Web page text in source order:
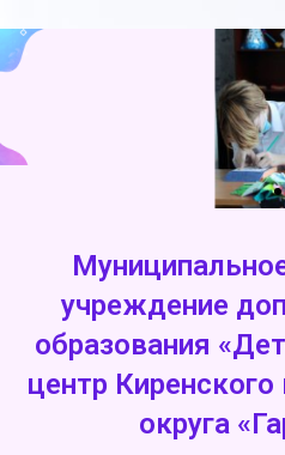
учреждение
образования
центр
округа